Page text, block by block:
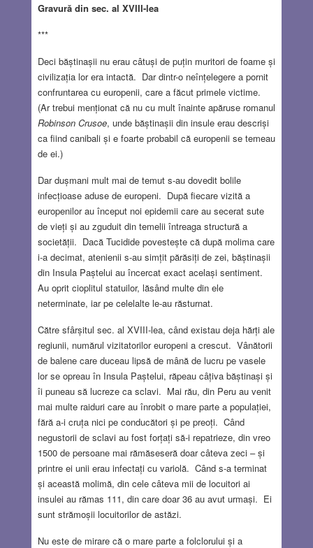
Gravură din sec. al XVIII-lea
***
Deci băștinașii nu erau câtuși de puțin muritori de foame și
civilizația lor era intactă. Dar dintr-o neînțelegere a pornit
confruntarea cu europenii, care a făcut primele victime.
(Ar trebui menționat că nu cu mult înainte apăruse romanul
Robinson Crusoe, unde băștinașii din insule erau descriși
ca fiind canibali și e foarte probabil că europenii se temeau
de ei.)
Dar dușmani mult mai de temut s-au dovedit bolile
infecțioase aduse de europeni. După fiecare vizită a
europenilor au început noi epidemii care au secerat sute
de vieți și au zguduit din temelii întreaga structură a
societății. Dacă Tucidide povestește că după molima care
i-a decimat, atenienii s-au simțit părăsiți de zei, băștinașii
din Insula Paștelui au încercat exact același sentiment.
Au oprit cioplitul statuilor, lăsând multe din ele
neterminate, iar pe celelalte le-au răsturnat.
Către sfârșitul sec. al XVIII-lea, când existau deja hărți ale
regiunii, numărul vizitatorilor europeni a crescut. Vânătorii
de balene care duceau lipsă de mână de lucru pe vasele
lor se opreau în Insula Paștelui, răpeau câțiva băștinași și
îi puneau să lucreze ca sclavi. Mai rău, din Peru au venit
mai multe raiduri care au înrobit o mare parte a populației,
fără a-i cruța nici pe conducători și pe preoți. Când
negustorii de sclavi au fost forțați să-i repatrieze, din vreo
1500 de persoane mai rămăseseră doar câteva zeci – și
printre ei unii erau infectați cu variolă. Când s-a terminat
și această molimă, din cele câteva mii de locuitori ai
insulei au rămas 111, din care doar 36 au avut urmași. Ei
sunt strămoșii locuitorilor de astăzi.
Nu este de mirare că o mare parte a folclorului și a